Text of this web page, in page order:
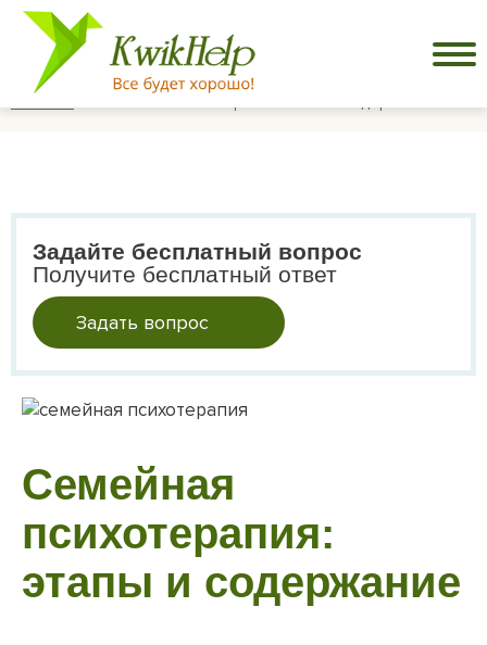
Задайте бесплатный вопрос
Получите бесплатный ответ
Задать вопрос
Семейная
психотерапия:
этапы и содержание